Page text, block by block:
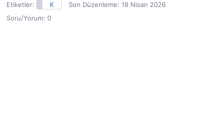
Etiketler: K Son Düzenleme: 18 Nisan 2026
Soru/Yorum: 0